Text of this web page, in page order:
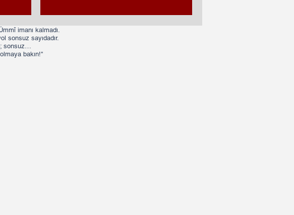
imanı kalmadı.
sonsuz sayıdadır.
sonsuz…
bakın!"​​